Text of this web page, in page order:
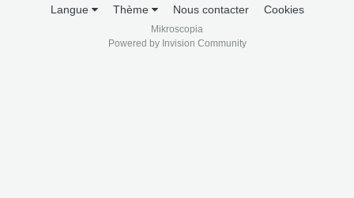
Langue Thème Nous contacter Cookies
Mikroscopia
Powered by Invision Community